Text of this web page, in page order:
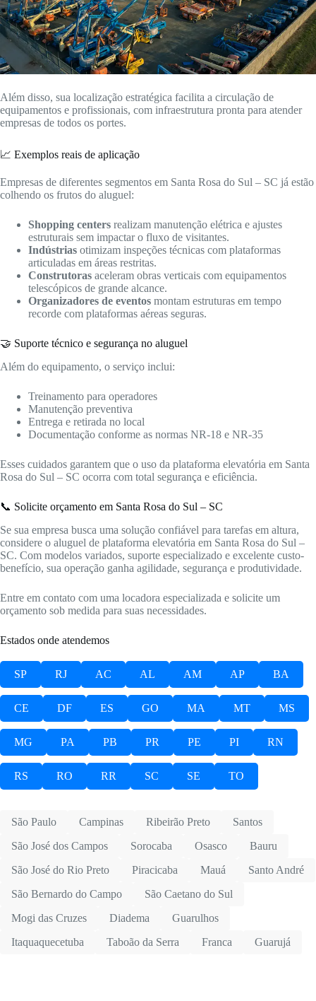
Além disso, sua localização estratégica facilita a circulação de
equipamentos e profissionais, com infraestrutura pronta para atender
empresas de todos os portes.
📈 Exemplos reais de aplicação
Empresas de diferentes segmentos em Santa Rosa do Sul – SC já estão
colhendo os frutos do aluguel:
Shopping centers realizam manutenção elétrica e ajustes
estruturais sem impactar o fluxo de visitantes.
Indústrias otimizam inspeções técnicas com plataformas
articuladas em áreas restritas.
Construtoras aceleram obras verticais com equipamentos
telescópicos de grande alcance.
Organizadores de eventos montam estruturas em tempo
recorde com plataformas aéreas seguras.
🤝 Suporte técnico e segurança no aluguel
Além do equipamento, o serviço inclui:
Treinamento para operadores
Manutenção preventiva
Entrega e retirada no local
Documentação conforme as normas NR-18 e NR-35
Esses cuidados garantem que o uso da plataforma elevatória em Santa
Rosa do Sul – SC ocorra com total segurança e eficiência.
📞 Solicite orçamento em Santa Rosa do Sul – SC
Se sua empresa busca uma solução confiável para tarefas em altura,
considere o aluguel de plataforma elevatória em Santa Rosa do Sul –
SC. Com modelos variados, suporte especializado e excelente custo-
benefício, sua operação ganha agilidade, segurança e produtividade.
Entre em contato com uma locadora especializada e solicite um
orçamento sob medida para suas necessidades.
Estados onde atendemos
SP RJ AC AL AM AP BA
CE DF ES GO MA MT MS
MG PA PB PR PE PI RN
RS RO RR SC SE TO
São Paulo Campinas Ribeirão Preto
Santos
São José dos Campos
Sorocaba Osasco
Bauru
São José do Rio Preto
Piracicaba Mauá
Santo André
São Bernardo do Campo
São Caetano do Sul
Mogi das Cruzes
Diadema
Guarulhos
Itaquaquecetuba
Taboão da Serra Franca Guarujá